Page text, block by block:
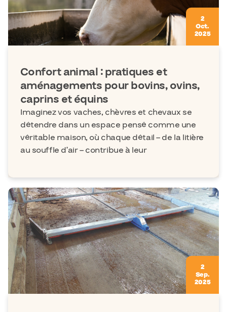
2
Oct.
2025
Confort animal : pratiques et
aménagements pour bovins, ovins,
caprins et équins
Imaginez vos vaches, chèvres et chevaux se
détendre dans un espace pensé comme une
véritable maison, où chaque détail – de la litière
au souffle d’air – contribue à leur
2
Sep.
2025